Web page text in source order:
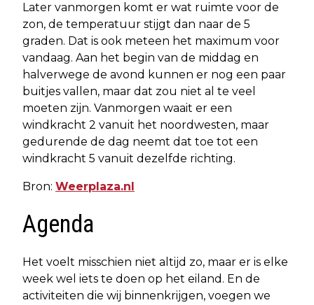
Later vanmorgen komt er wat ruimte voor de
zon, de temperatuur stijgt dan naar de 5
graden. Dat is ook meteen het maximum voor
vandaag. Aan het begin van de middag en
halverwege de avond kunnen er nog een paar
buitjes vallen, maar dat zou niet al te veel
moeten zijn. Vanmorgen waait er een
windkracht 2 vanuit het noordwesten, maar
gedurende de dag neemt dat toe tot een
windkracht 5 vanuit dezelfde richting.
Bron: Weerplaza.nl
Agenda
Het voelt misschien niet altijd zo, maar er is elke
week wel iets te doen op het eiland. En de
activiteiten die wij binnenkrijgen, voegen we